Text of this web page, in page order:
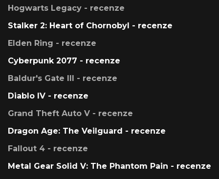
Hogwarts Legacy - recenze
Stalker 2: Heart of Chornobyl - recenze
Elden Ring - recenze
Cyberpunk 2077 - recenze
Baldur's Gate III - recenze
Diablo IV - recenze
Grand Theft Auto V - recenze
Dragon Age: The Veilguard - recenze
Fallout 4 - recenze
Metal Gear Solid V: The Phantom Pain - recenze